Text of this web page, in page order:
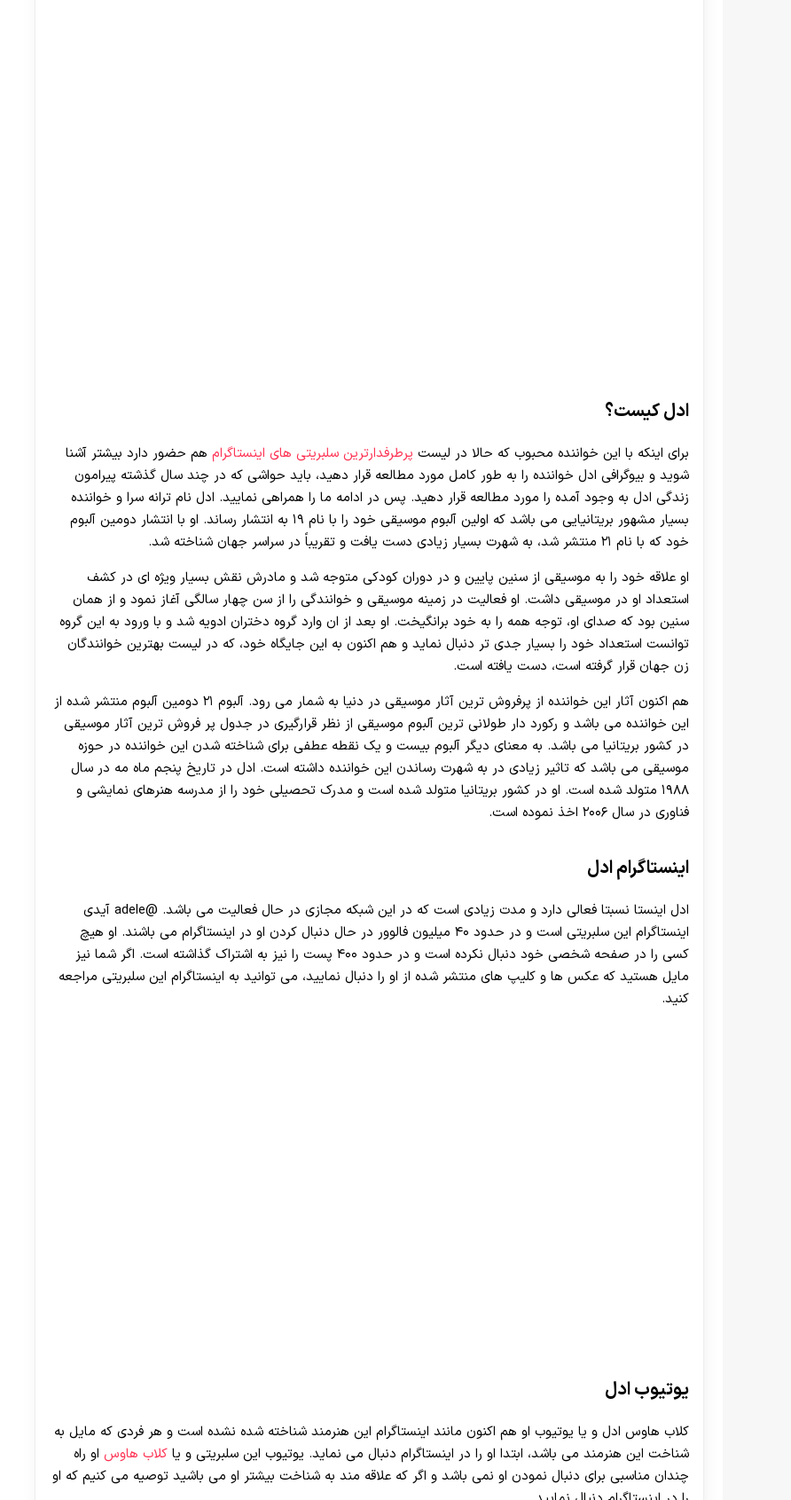
ادل کیست؟
برای اینکه با این خواننده محبوب که حالا در لیست پرطرفدارترین سلبریتی های اینستاگرام هم حضور دارد بیشتر آشنا
شوید و بیوگرافی ادل خواننده را به طور کامل مورد مطالعه قرار دهید، باید حواشی که در چند سال گذشته پیرامون
زندگی ادل به وجود آمده را مورد مطالعه قرار دهید. پس در ادامه ما را همراهی نمایید. ادل نام ترانه سرا و خواننده
بسیار مشهور بریتانیایی می باشد که اولین آلبوم موسیقی خود را با نام ۱۹ به انتشار رساند. او با انتشار دومین آلبوم
خود که با نام ۲۱ منتشر شد، به شهرت بسیار زیادی دست یافت و تقریباً در سراسر جهان شناخته شد.
او علاقه خود را به موسیقی از سنین پایین و در دوران کودکی متوجه شد و مادرش نقش بسیار ویژه ای در کشف
استعداد او در موسیقی داشت. او فعالیت در زمینه موسیقی و خوانندگی را از سن چهار سالگی آغاز نمود و از همان
سنین بود که صدای او، توجه همه را به خود برانگیخت. او بعد از ان وارد گروه دختران ادویه شد و با ورود به این گروه
توانست استعداد خود را بسیار جدی تر دنبال نماید و هم اکنون به این جایگاه خود، که در لیست بهترین خوانندگان
زن جهان قرار گرفته است، دست یافته است.
هم اکنون آثار این خواننده از پرفروش ترین آثار موسیقی در دنیا به شمار می‌ رود. آلبوم ۲۱ دومین آلبوم منتشر شده از
این خواننده می باشد و رکورد دار طولانی ترین آلبوم موسیقی از نظر قرارگیری در جدول پر فروش‌ ترین آثار موسیقی
در کشور بریتانیا می باشد. به معنای دیگر آلبوم بیست و یک نقطه عطفی برای شناخته شدن این خواننده در حوزه
موسیقی می باشد که تاثیر زیادی در به شهرت رساندن این خواننده داشته است. ادل در تاریخ پنجم ماه مه در سال
۱۹۸۸ متولد شده است. او در کشور بریتانیا متولد شده است و مدرک تحصیلی خود را از مدرسه هنرهای نمایشی و
فناوری در سال ۲۰۰۶ اخذ نموده است.
اینستاگرام ادل
ادل اینستا نسبتا فعالی دارد و مدت زیادی است که در این شبکه مجازی در حال فعالیت می باشد. @adele آیدی
اینستاگرام این سلبریتی است و در حدود ۴۰ میلیون فالوور در حال دنبال کردن او در اینستاگرام می باشند. او هیچ
کسی را در صفحه شخصی خود دنبال نکرده است و در حدود ۴۰۰ پست را نیز به اشتراک گذاشته است. اگر شما نیز
مایل هستید که عکس ها و کلیپ های منتشر شده از او را دنبال نمایید، می توانید به اینستاگرام این سلبریتی مراجعه
کنید.
یوتیوب ادل
کلاب هاوس ادل و یا یوتیوب او هم اکنون مانند اینستاگرام این هنرمند شناخته شده نشده است و هر فردی که مایل به
شناخت این هنرمند می باشد، ابتدا او را در اینستاگرام دنبال می نماید. یوتیوب این سلبریتی و یاکلاب هاوس او راه
چندان مناسبی برای دنبال نمودن او نمی باشد و اگر که علاقه مند به شناخت بیشتر او می باشید توصیه می کنیم که او